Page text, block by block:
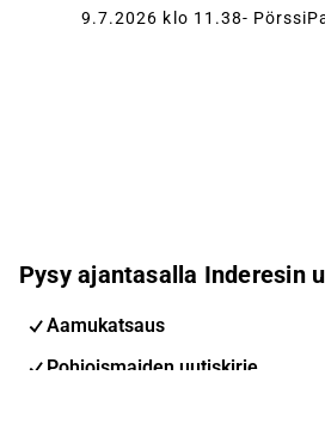
9.7.2026 klo 11.38-
Pysy ajantasalla Inderesin
Aamukatsaus
Pohjoismaiden uutiskirje